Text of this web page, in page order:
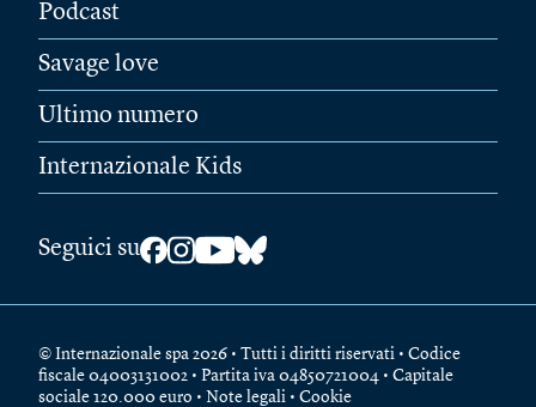
Podcast
Savage love
Ultimo numero
Internazionale Kids
Seguici su
© Internazionale spa 2026 • Tutti i diritti riservati • Codice
fiscale 04003131002 • Partita iva 04850721004 • Capitale
sociale 120.000 euro • Note legali • Cookie